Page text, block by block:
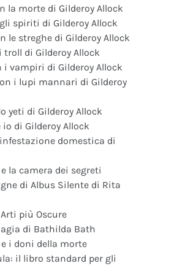
la morte di Gilderoy Allock
spiriti di Gilderoy Allock
le streghe di Gilderoy Allock
troll di Gilderoy Allock
i vampiri di Gilderoy Allock
i lupi mannari di Gilderoy
yeti di Gilderoy Allock
di Gilderoy Allock
domestica di
la camera dei segreti
di Albus Silente di Rita
più Oscure
di Bathilda Bath
i doni della morte
il libro standard per gli